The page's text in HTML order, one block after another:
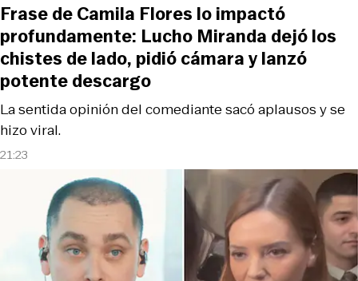
21:23
La sentida opinión del comediante sacó aplausos y se
hizo viral.
Frase de Camila Flores lo impactó
profundamente: Lucho Miranda dejó los
chistes de lado, pidió cámara y lanzó
potente descargo